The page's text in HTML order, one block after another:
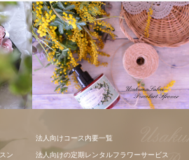
ン
法人向けコース内要一覧
法人向けの定期レンタルフラワーサービス